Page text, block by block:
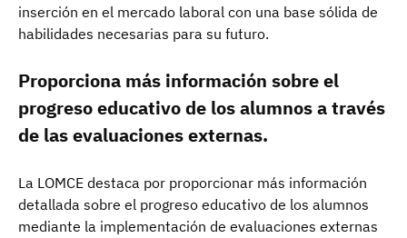
inserción en el mercado laboral con una base sólida de
habilidades necesarias para su futuro.
Proporciona más información sobre el
progreso educativo de los alumnos a través
de las evaluaciones externas.
La LOMCE destaca por proporcionar más información
detallada sobre el progreso educativo de los alumnos
mediante la implementación de evaluaciones externas